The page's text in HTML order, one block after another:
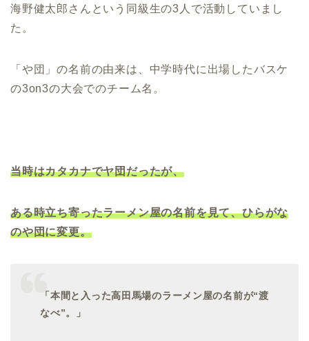
海野健太郎さんという同級生の3人で活動していまし
た。
「や団」の名前の由来は、中学時代に出場したバスケ
の3on3の大会でのチーム名。
当時はカタカナでヤ団だったが、
ある時立ち寄ったラーメン屋の名前を見て、ひらがな
のや団に変更。
「本間と入った高田馬場のラーメン屋の名前が“渡
なべ”。」